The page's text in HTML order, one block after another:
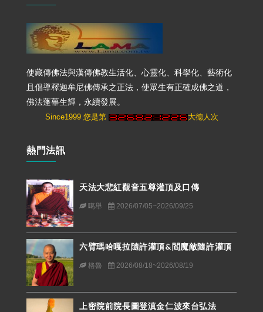
使藏傳佛法與漢傳佛教生活化、心靈化、科學化、藝術化
且倡導釋迦牟尼佛傳承之正法，使眾生有正確成佛之道，
佛法蓬蓽生輝，永續發展。
Since1999 您是第 大德人次
熱門法訊
天法大悲紅觀音五尊灌頂及口傳
噶舉 2026/07/05~2026/09/25
六臂瑪哈嘎拉隨許灌頂&閻魔敵隨許灌頂
格魯 2026/08/18~2026/08/19
上密院前院長圖登滇金仁波來台弘法